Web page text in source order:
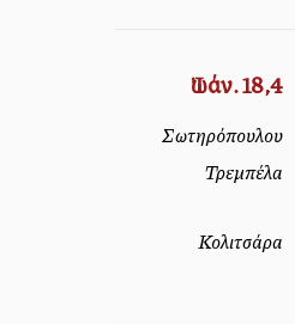
Ἰωάν. 18,4
Σωτηρόπουλου
Τρεμπέλα
Κολιτσάρα